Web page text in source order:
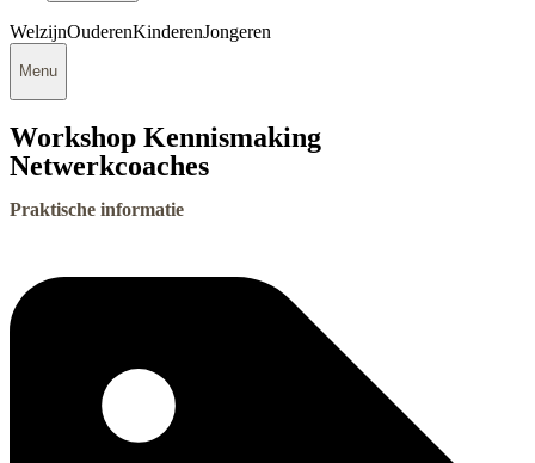
WelzijnOuderenKinderenJongeren
Menu
Workshop Kennismaking
Netwerkcoaches
Praktische informatie